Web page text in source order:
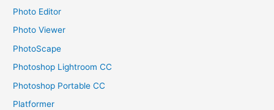
Photo Editor
Photo Viewer
PhotoScape
Photoshop Lightroom CC
Photoshop Portable CC
Platformer